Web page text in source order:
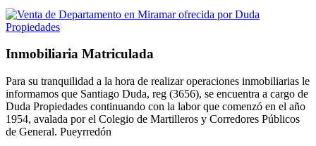
Inmobiliaria Matriculada
Para su tranquilidad a la hora de realizar operaciones inmobiliarias le
informamos que Santiago Duda, reg (3656), se encuentra a cargo de
Duda Propiedades continuando con la labor que comenzó en el año
1954, avalada por el Colegio de Martilleros y Corredores Públicos
de General. Pueyrredón